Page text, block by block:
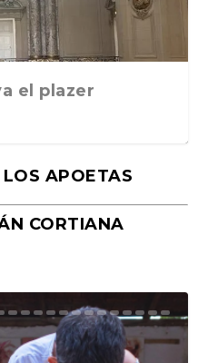
el plazer
APOETAS
CORTIANA